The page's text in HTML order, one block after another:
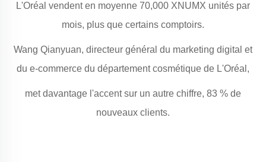
L'Oréal vendent en moyenne 70,000 XNUMX unités par
mois, plus que certains comptoirs.
Wang Qianyuan, directeur général du marketing digital et
du e-commerce du département cosmétique de L'Oréal,
met davantage l'accent sur un autre chiffre, 83 % de
nouveaux clients.